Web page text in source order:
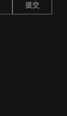
提交